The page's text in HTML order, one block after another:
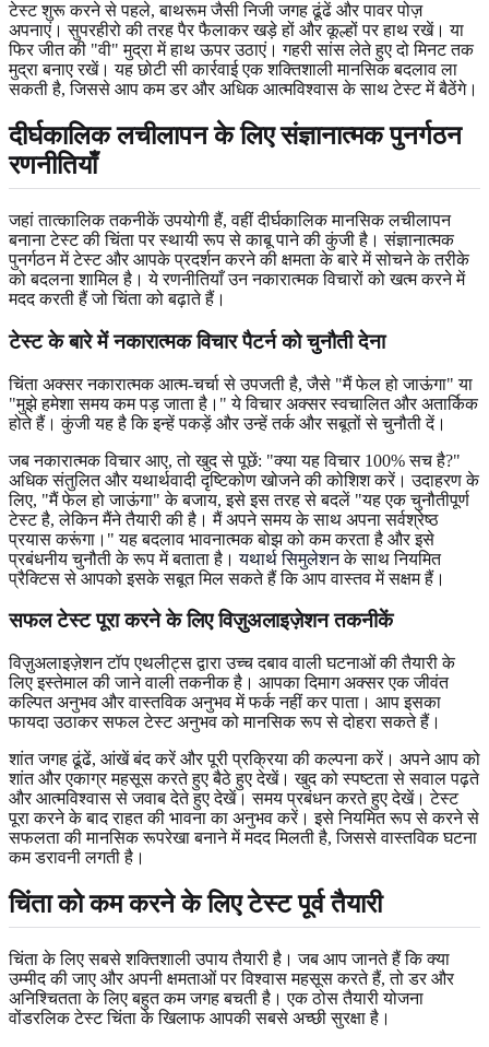
टेस्ट शुरू करने से पहले, बाथरूम जैसी निजी जगह ढूंढें और पावर पोज़
अपनाएं। सुपरहीरो की तरह पैर फैलाकर खड़े हों और कूल्हों पर हाथ रखें। या
फिर जीत की "वी" मुद्रा में हाथ ऊपर उठाएं। गहरी सांस लेते हुए दो मिनट तक
मुद्रा बनाए रखें। यह छोटी सी कार्रवाई एक शक्तिशाली मानसिक बदलाव ला
सकती है, जिससे आप कम डर और अधिक आत्मविश्वास के साथ टेस्ट में बैठेंगे।
दीर्घकालिक लचीलापन के लिए संज्ञानात्मक पुनर्गठन
रणनीतियाँ
जहां तात्कालिक तकनीकें उपयोगी हैं, वहीं दीर्घकालिक मानसिक लचीलापन
बनाना टेस्ट की चिंता पर स्थायी रूप से काबू पाने की कुंजी है। संज्ञानात्मक
पुनर्गठन में टेस्ट और आपके प्रदर्शन करने की क्षमता के बारे में सोचने के तरीके
को बदलना शामिल है। ये रणनीतियाँ उन नकारात्मक विचारों को खत्म करने में
मदद करती हैं जो चिंता को बढ़ाते हैं।
टेस्ट के बारे में नकारात्मक विचार पैटर्न को चुनौती देना
चिंता अक्सर नकारात्मक आत्म-चर्चा से उपजती है, जैसे "मैं फेल हो जाऊंगा" या
"मुझे हमेशा समय कम पड़ जाता है।" ये विचार अक्सर स्वचालित और अतार्किक
होते हैं। कुंजी यह है कि इन्हें पकड़ें और उन्हें तर्क और सबूतों से चुनौती दें।
जब नकारात्मक विचार आए, तो खुद से पूछें: "क्या यह विचार 100% सच है?"
अधिक संतुलित और यथार्थवादी दृष्टिकोण खोजने की कोशिश करें। उदाहरण के
लिए, "मैं फेल हो जाऊंगा" के बजाय, इसे इस तरह से बदलें "यह एक चुनौतीपूर्ण
टेस्ट है, लेकिन मैंने तैयारी की है। मैं अपने समय के साथ अपना सर्वश्रेष्ठ
प्रयास करूंगा।" यह बदलाव भावनात्मक बोझ को कम करता है और इसे
प्रबंधनीय चुनौती के रूप में बताता है।यथार्थ सिमुलेशनके साथ नियमित
प्रैक्टिस से आपको इसके सबूत मिल सकते हैं कि आप वास्तव में सक्षम हैं।
सफल टेस्ट पूरा करने के लिए विज़ुअलाइज़ेशन तकनीकें
विज़ुअलाइज़ेशन टॉप एथलीट्स द्वारा उच्च दबाव वाली घटनाओं की तैयारी के
लिए इस्तेमाल की जाने वाली तकनीक है। आपका दिमाग अक्सर एक जीवंत
कल्पित अनुभव और वास्तविक अनुभव में फर्क नहीं कर पाता। आप इसका
फायदा उठाकर सफल टेस्ट अनुभव को मानसिक रूप से दोहरा सकते हैं।
शांत जगह ढूंढें, आंखें बंद करें और पूरी प्रक्रिया की कल्पना करें। अपने आप को
शांत और एकाग्र महसूस करते हुए बैठे हुए देखें। खुद को स्पष्टता से सवाल पढ़ते
और आत्मविश्वास से जवाब देते हुए देखें। समय प्रबंधन करते हुए देखें। टेस्ट
पूरा करने के बाद राहत की भावना का अनुभव करें। इसे नियमित रूप से करने से
सफलता की मानसिक रूपरेखा बनाने में मदद मिलती है, जिससे वास्तविक घटना
कम डरावनी लगती है।
चिंता को कम करने के लिए टेस्ट पूर्व तैयारी
चिंता के लिए सबसे शक्तिशाली उपाय तैयारी है। जब आप जानते हैं कि क्या
उम्मीद की जाए और अपनी क्षमताओं पर विश्वास महसूस करते हैं, तो डर और
अनिश्चितता के लिए बहुत कम जगह बचती है। एक ठोस तैयारी योजना
वोंडरलिक टेस्ट चिंता के खिलाफ आपकी सबसे अच्छी सुरक्षा है।